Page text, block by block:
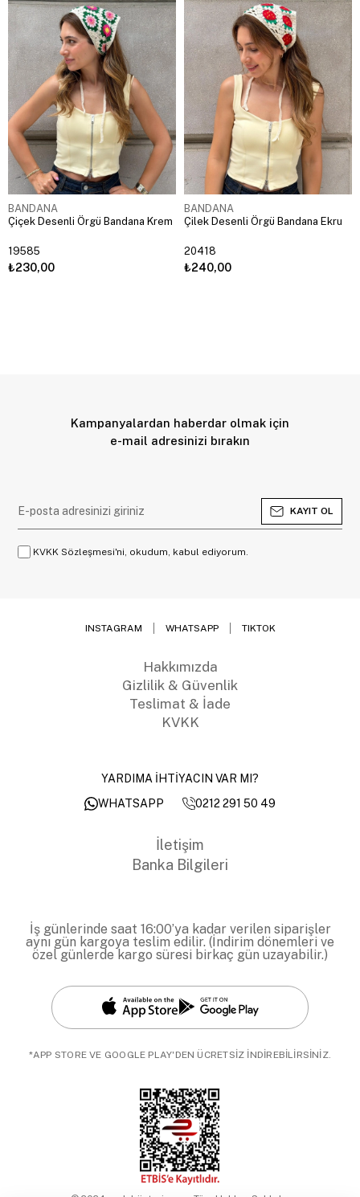
BANDANA
Çiçek Desenli Örgü Bandana Krem
19585
₺230,00
BANDANA
Çilek Desenli Örgü Bandana Ekru
20418
₺240,00
Kampanyalardan haberdar olmak için
e-mail adresinizi bırakın
KAYIT OL
KVKK Sözleşmesi'ni, okudum, kabul ediyorum.
INSTAGRAM WHATSAPP TIKTOK
Hakkımızda
Gizlilik & Güvenlik
Teslimat & İade
KVKK
YARDIMA İHTİYACIN VAR MI?
WHATSAPP
0212 291 50 49
İletişim
Banka Bilgileri
İş günlerinde saat 16:00’ya kadar verilen siparişler
aynı gün kargoya teslim edilir. (İndirim dönemleri ve
özel günlerde kargo süresi birkaç gün uzayabilir.)
*APP STORE VE GOOGLE PLAY'DEN ÜCRETSİZ İNDİREBİLİRSİNİZ.